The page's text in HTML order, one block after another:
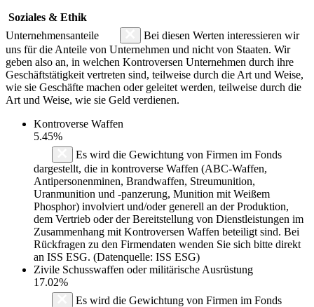
Soziales & Ethik
Unternehmensanteile
Bei diesen Werten interessieren wir
uns für die Anteile von Unternehmen und nicht von Staaten. Wir
geben also an, in welchen Kontroversen Unternehmen durch ihre
Geschäftstätigkeit vertreten sind, teilweise durch die Art und Weise,
wie sie Geschäfte machen oder geleitet werden, teilweise durch die
Art und Weise, wie sie Geld verdienen.
Kontroverse Waffen
5.45%
Es wird die Gewichtung von Firmen im Fonds
dargestellt, die in kontroverse Waffen (ABC-Waffen,
Antipersonenminen, Brandwaffen, Streumunition,
Uranmunition und -panzerung, Munition mit Weißem
Phosphor) involviert und/oder generell an der Produktion,
dem Vertrieb oder der Bereitstellung von Dienstleistungen im
Zusammenhang mit Kontroversen Waffen beteiligt sind. Bei
Rückfragen zu den Firmendaten wenden Sie sich bitte direkt
an ISS ESG. (Datenquelle: ISS ESG)
Zivile Schusswaffen oder militärische Ausrüstung
17.02%
Es wird die Gewichtung von Firmen im Fonds